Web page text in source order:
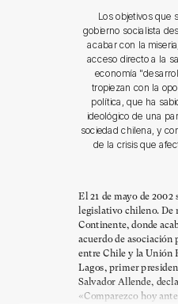
Los objetivos que
gobierno socialista
acabar con la
acceso directo a la
economía
tropiezan con la
política, que ha
ideológico de una
sociedad chilena, y
de la crisis que
El 21 de mayo de 2002
legislativo chileno. De
Continente, donde
acuerdo de
entre Chile y la Unión
Lagos, primer
Salvador Allende,
«Comparezco hoy ante